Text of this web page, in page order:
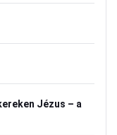
Jézus – a